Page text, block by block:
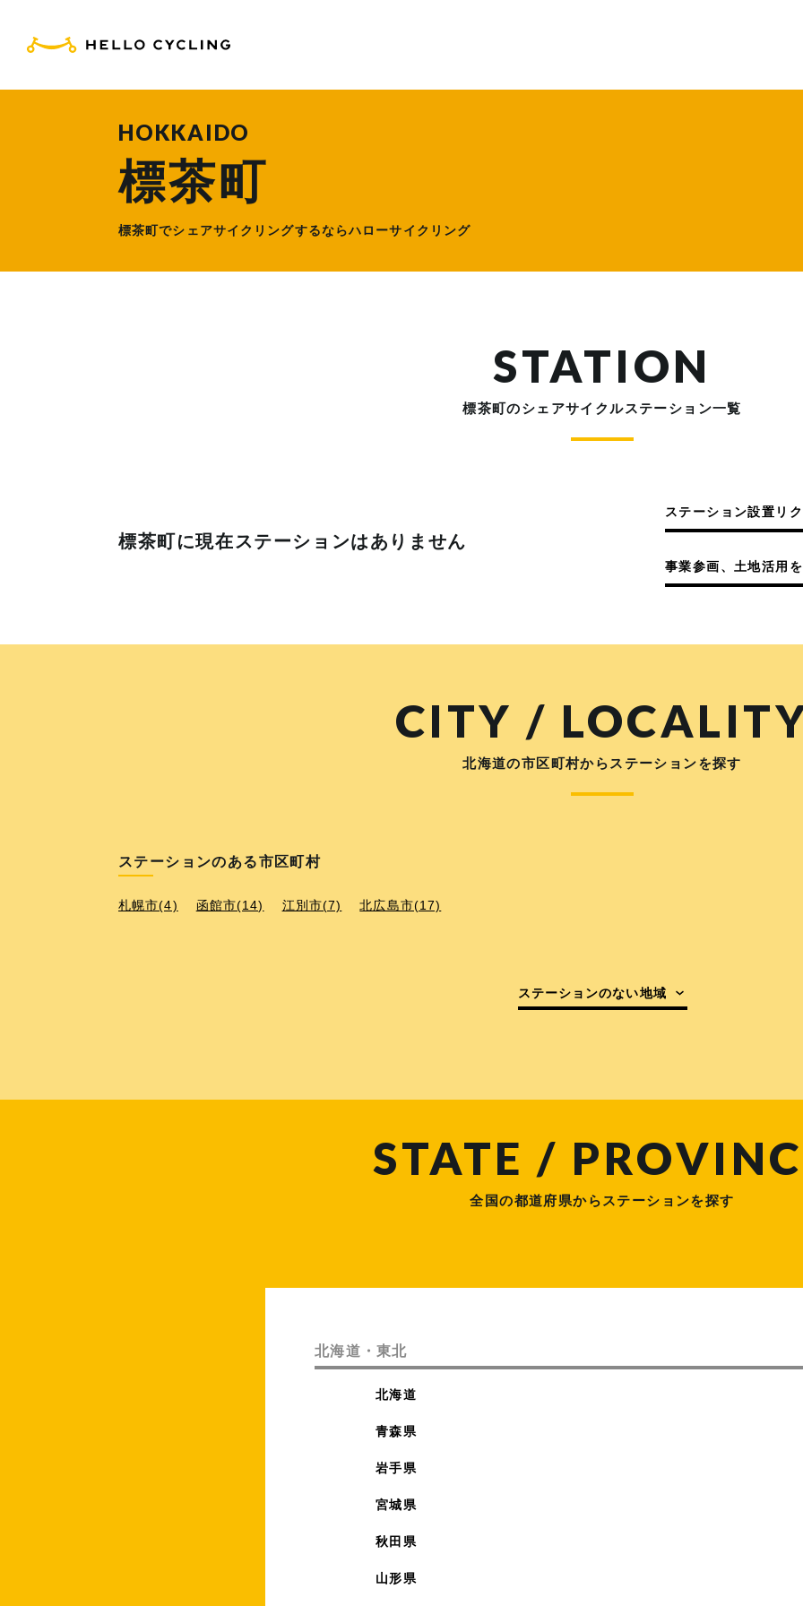
HOKKAIDO
標茶町
標茶町でシェアサイクリングするならハローサイクリング
STATION
標茶町のシェアサイクルステーション一覧
標茶町に現在ステーションはありません
ステーション設置リ
事業参画、土地活用
CITY /
北海道の市区町村からステーションを探す
ステーションのある市区町村
札幌市(4) 函館市(14) 江別市(7) 北広島市(17)
ステーションのない地域
STATE /
全国の都道府県からステーションを探す
北海道・東北
北海道
青森県
岩手県
宮城県
秋田県
山形県